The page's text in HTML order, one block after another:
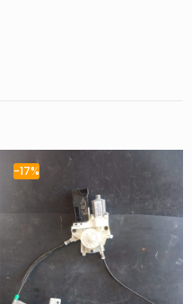
-17%